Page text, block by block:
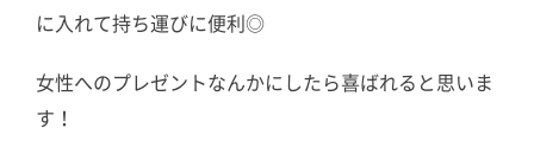
に入れて持ち運びに便利◎
女性へのプレゼントなんかにしたら喜ばれると思いま
す！